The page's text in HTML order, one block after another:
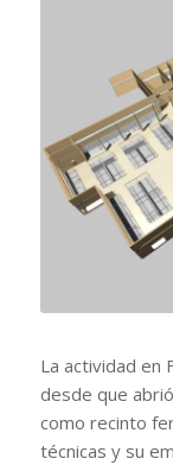
La actividad en
desde que
como recinto
técnicas y su